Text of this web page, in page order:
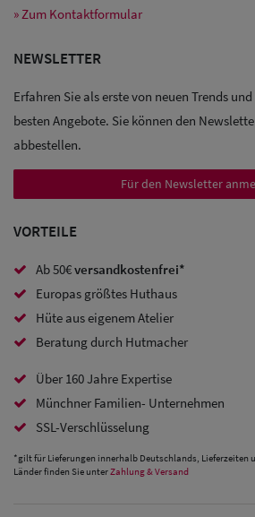
Sale: Caps
Sale:
Caps
Sale:
Trucker
Caps
Sale: Caps
Ohrenschutz
» Zum Kontaktformular
NEWSLETTER
Erfahren Sie als erste von neuen Trends
besten Angebote. Sie können den
abbestellen.
Für den Newsletter
VORTEILE
Ab 50€versandkostenfrei*
Europas größtes Huthaus
Hüte aus eigenem Atelier
Beratung durch Hutmacher
Über 160 Jahre Expertise
Münchner Familien- Unternehmen
SSL-Verschlüsselung
*gilt für Lieferungen innerhalb Deutschlands, Lieferzeiten
Länder finden Sie unterZahlung & Versand